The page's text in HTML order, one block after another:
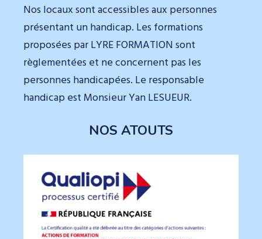
Nos locaux sont accessibles aux personnes
présentant un handicap. Les formations
proposées par LYRE FORMATION sont
règlementées et ne concernent pas les
personnes handicapées. Le responsable
handicap est Monsieur Yan LESUEUR.
NOS ATOUTS